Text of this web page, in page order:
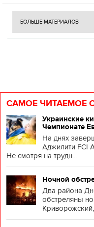
БОЛЬШЕ МАТЕРИАЛОВ
САМОЕ ЧИТАЕМОЕ
Украинские
Чемпионате
На днях
Аджилити FCI
Не смотря на трудн...
Ночной
Два района
обстреляны